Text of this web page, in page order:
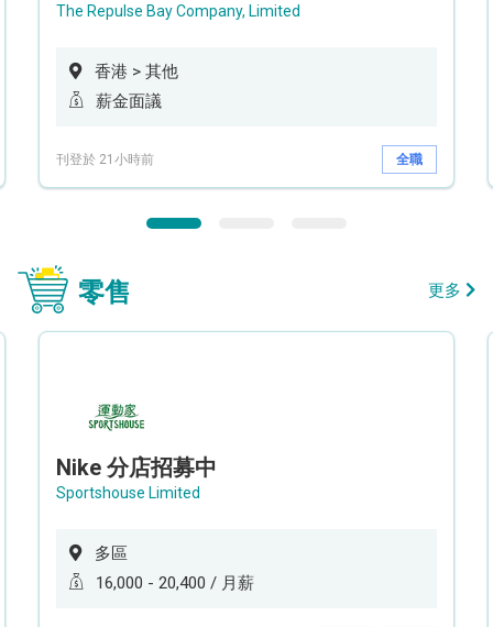
The Repulse Bay Company, Limited
香港 > 其他
薪金面議
刊登於 21小時前 全職
零售 更多
Nike 分店招募中
Sportshouse Limited
多區
16,000 - 20,400 / 月薪